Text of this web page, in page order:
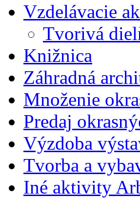
Vzdelávacie
Tvorivá
Knižnica
Záhradná
Množenie
Predaj
Výzdoba
Tvorba a
Iné aktivity